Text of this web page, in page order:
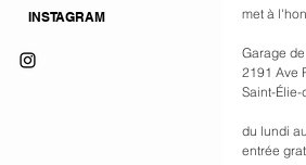
INSTAGRAM
met à
Garage
2191 Ave
Saint-Élie-
du lundi
entrée